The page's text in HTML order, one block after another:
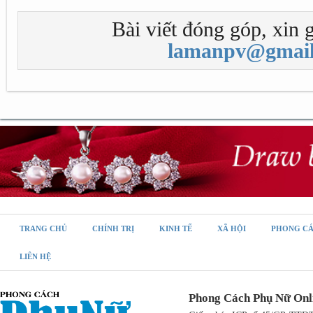
Bài viết đóng góp, xin
TRANG CHỦ CHÍNH TRỊ KINH TẾ XÃ HỘI PHONG
LIÊN HỆ
Phong Cách Phụ Nữ